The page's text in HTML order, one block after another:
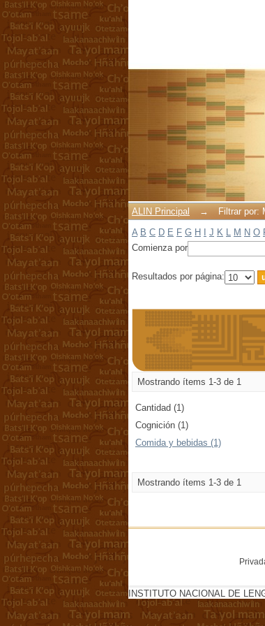
ALIN Principal →
Filtrar por:
A B C D E F G H J K L M N O
Comienza por
Resultados por página:
Mostrando ítems 1-3 de 1
Cantidad (1)
Cognición (1)
Comida y bebidas (1)
Mostrando ítems 1-3 de 1
INSTITUTO NACIONAL DE